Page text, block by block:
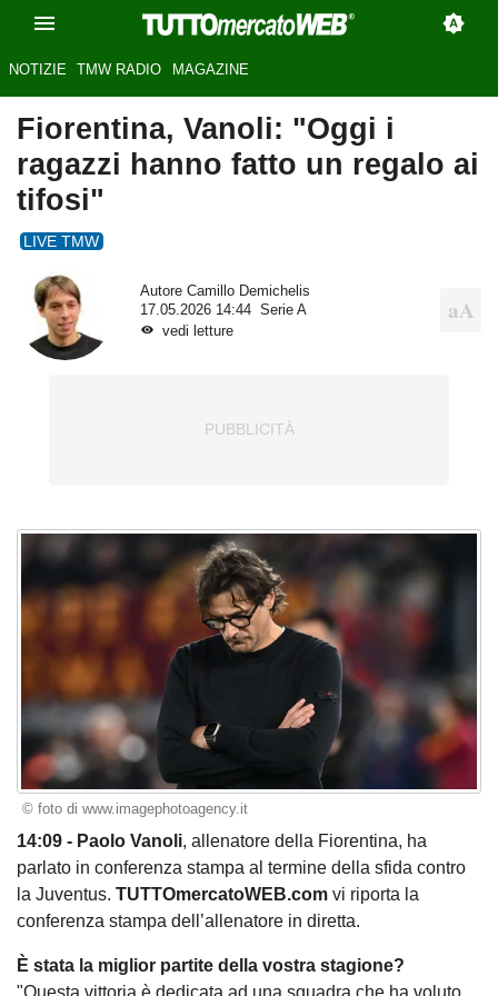
NOTIZIE TMW RADIO MAGAZINE
Fiorentina, Vanoli: "Oggi i
ragazzi hanno fatto un regalo ai
tifosi"
LIVE TMW
Autore Camillo Demichelis
17.05.2026 14:44
Serie A
vedi letture
© foto di www.imagephotoagency.it
14:09 - Paolo Vanoli, allenatore della Fiorentina, ha
parlato in conferenza stampa al termine della sfida contro
la Juventus. TUTTOmercatoWEB.com vi riporta la
conferenza stampa dell’allenatore in diretta.
È stata la miglior partite della vostra stagione?
"Questa vittoria è dedicata ad una squadra che ha voluto